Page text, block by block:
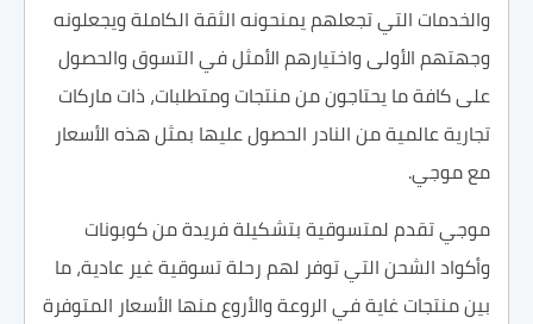
والخدمات التي تجعلهم يمنحونه الثقة الكاملة ويجعلونه
وجهتهم الأولى واختيارهم الأمثل في التسوق والحصول
على كافة ما يحتاجون من منتجات ومتطلبات، ذات ماركات
تجارية عالمية من النادر الحصول عليها بمثل هذه الأسعار
مع موجي.
موجي تقدم لمتسوقية بتشكيلة فريدة من كوبونات
وأكواد الشحن التي توفر لهم رحلة تسوقية غير عادية، ما
بين منتجات غاية في الروعة والأروع منها الأسعار المتوفرة